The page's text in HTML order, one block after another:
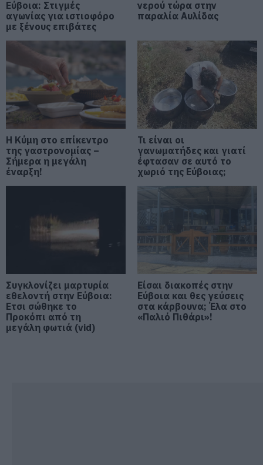
Μεταμόρφωση του Σωτήρος
07.08.2026 | 09:00
Ποιες περιοχές δεν θα έχουν
ρεύμα σήμερα στην Εύβοια
Εορτολόγιο: Ποιοι γιορτάζουν
σήμερα, Παρασκευή 7 Αυγούστου
07.08.2026 | 08:30
Καιρός: Πάνω από 35 βαθμούς
σήμερα η θερμοκρασία στην
Εύβοια
Εύβοια: Σήμερα το τελευταίο
αντίο στον 37χρονο που έχασε τη
ζωή του σε τροχαίο με
αγριογούρουνο
07.08.2026 | 08:00
Εύβοια: Στιγμές
αγωνίας για ιστιοφόρο
με ξένους επιβάτες
νερού τώρα στην
παραλία Αυλίδας
Η Κύμη στο επίκεντρο
της γαστρονομίας –
Σήμερα η μεγάλη
έναρξη!
Τι είναι οι
γανωματήδες και γιατί
έφτασαν σε αυτό το
χωριό της Εύβοιας;
Συγκλονίζει μαρτυρία
εθελοντή στην Εύβοια:
Ετσι σώθηκε το
Προκόπι από τη
μεγάλη φωτιά (vid)
Είσαι διακοπές στην
Εύβοια και θες γεύσεις
στα κάρβουνα; Έλα στο
«Παλιό Πιθάρι»!